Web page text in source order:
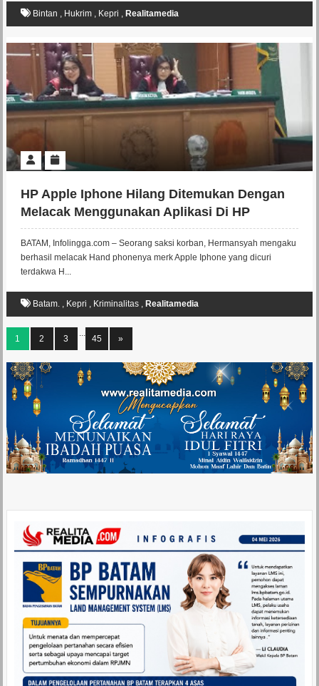
Bintan , Hukrim, Kepri , Realitamedia
HP Apple Iphone Hilang Ditemukan Dengan
Melacak Menggunakan Aplikasi Di HP
Tersebut
BATAM, Infolingga.com – Seorang saksi korban, Hermansyah mengaku
berhasil melacak Hand phonenya merk Apple Iphone yang dicuri
terdakwa H...
Batam., Kepri , Kriminalitas, Realitamedia
1 2 3
...
45 »